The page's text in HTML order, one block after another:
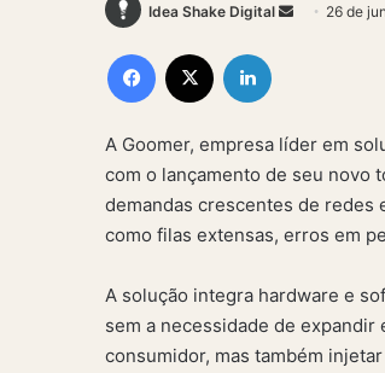
Idea Shake Digital
Mande26 de
Facebook
A Goomer, empresa líder em
com o lançamento de seu novo
demandas crescentes de redes
como filas extensas, erros em
A solução integra hardware e
sem a necessidade de expandir
consumidor, mas também